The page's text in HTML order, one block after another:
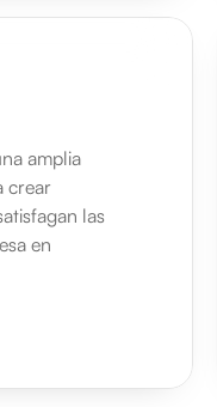
amplia
crear
las
en